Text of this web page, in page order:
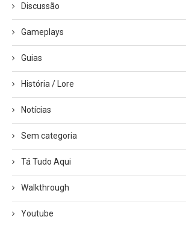
Discussão
Gameplays
Guias
História / Lore
Notícias
Sem categoria
Tá Tudo Aqui
Walkthrough
Youtube